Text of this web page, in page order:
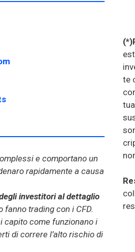
e comportano un
rapidamente a causa
investitori al dettaglio
fanno trading con i CFD.
capito come funzionano i
di correre l’alto rischio di
te